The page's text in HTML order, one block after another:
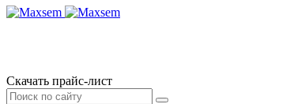
Скачать прайс-лист